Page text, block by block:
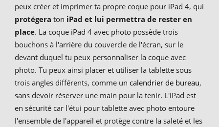
peux créer et imprimer ta propre coque pour iPad 4, qui
protégera ton iPad et lui permettra de rester en
place. La coque iPad 4 avec photo possède trois
bouchons à l'arrière du couvercle de l'écran, sur le
devant duquel tu peux personnaliser la coque avec
photo. Tu peux ainsi placer et utiliser la tablette sous
trois angles différents, comme un calendrier de bureau,
sans devoir réserver une main pour la tenir. L'iPad est
en sécurité car l'étui pour tablette avec photo entoure
l'ensemble de l'appareil et protège contre la saleté et les